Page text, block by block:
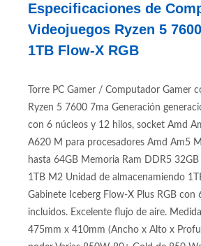
Especificaciones de
Videojuegos Ryzen 5
1TB Flow-X RGB
Torre PC Gamer / Computador Gamer
Ryzen 5 7600 7ma Generación
con 6 núcleos y 12 hilos, socket Amd
A620 M para procesadores Amd Am5
hasta 64GB Memoria Ram DDR5 32GB
1TB M2 Unidad de almacenamiendo
Gabinete Iceberg Flow-X Plus RGB con
incluidos. Excelente flujo de aire.
475mm x 410mm (Ancho x Alto x